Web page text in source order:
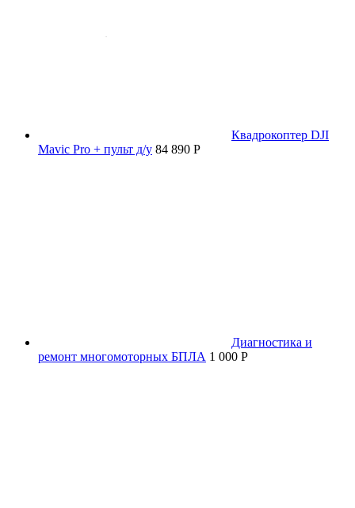
Квадрокоптер DJI
Mavic Pro + пульт д/у 84 890 P
Диагностика и
ремонт многомоторных БПЛА 1 000 P